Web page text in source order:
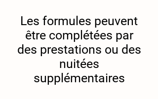
Les formules peuvent
être complétées par
des prestations ou des
nuitées
supplémentaires